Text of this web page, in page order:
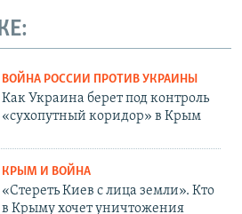
ВОЙНА РОССИИ ПРОТИВ УКРАИНЫ
Как Украина берет под контроль
«сухопутный коридор» в Крым
КРЫМ И ВОЙНА
«Стереть Киев с лица земли». Кто
в Крыму хочет уничтожения